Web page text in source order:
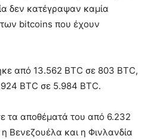
δεν κατέγραψαν καμία
bitcoins που έχουν
από 13.562 BTC σε 803 BTC,
BTC σε 5.984 BTC.
τα αποθέματά του από 6.232
Βενεζουέλα και η Φινλανδία